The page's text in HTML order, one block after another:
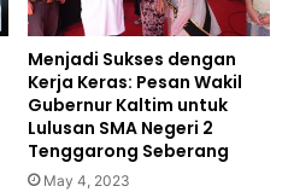
Menjadi Sukses dengan
Kerja Keras: Pesan Wakil
Gubernur Kaltim untuk
Lulusan SMA Negeri 2
Tenggarong Seberang
May 4, 2023